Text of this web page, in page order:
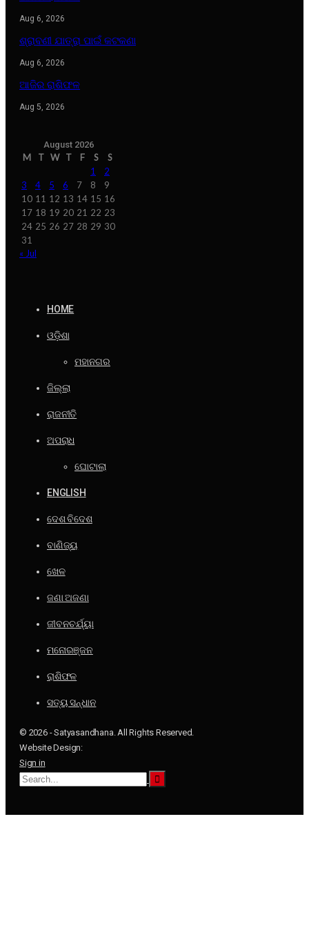
Aug 6, 2026
ଶ୍ରାବଣୀ ଯାତ୍ରା ପାଇଁ କଟକଣା
Aug 6, 2026
ଆଜିର ରାଶିଫଳ
Aug 5, 2026
August 2026
M T W T F S
S
1
2
3
4 5 6 7 8
9
10 11 12 13 14 15 16
17 18 19 20 21 22 23
24 25 26 27 28 29 30
31
« Jul
HOME
ଓଡ଼ିଶା
ମହାନଗର
ଜିଲ୍ଲା
ରାଜନୀତି
ଅପରାଧ
ଘୋଟାଲା
ENGLISH
ଦେଶ ବିଦେଶ
ବାଣିଜ୍ୟ
ଖେଳ
ଜଣା ଅଜଣା
ଜୀବନଚର୍ଯ୍ୟା
ମନୋରଞ୍ଜନ
ରାଶିଫଳ
ସତ୍ୟ ସନ୍ଧାନ
© 2026 - Satyasandhana. All Rights Reserved.
Website Design:
Sign in